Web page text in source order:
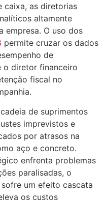
caixa, as diretorias
altamente
empresa. O uso dos
permite cruzar os dados
de
o diretor financeiro
fiscal no
de suprimentos
imprevistos e
por atrasos na
aço e concreto.
enfrenta problemas
paralisadas, o
um efeito cascata
os custos